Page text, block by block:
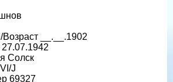
__.__.1902
Солск
J
69327